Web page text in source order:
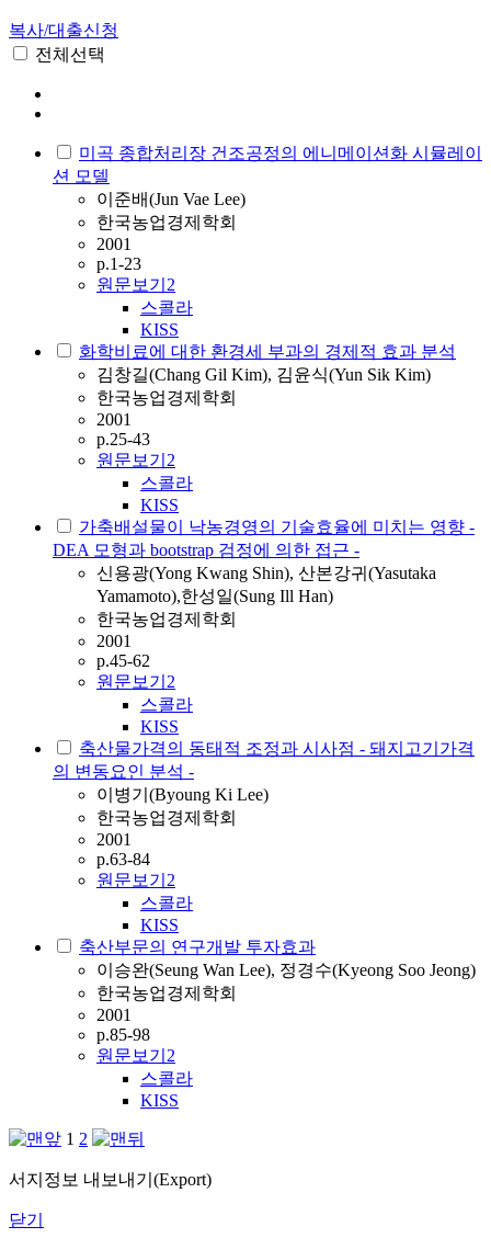
복사/대출신청
전체선택
미곡 종합처리장 건조공정의 에니메이션화 시뮬레이
션 모델
이준배(Jun Vae Lee)
한국농업경제학회
2001
p.1-23
원문보기 2
스콜라
KISS
화학비료에 대한 환경세 부과의 경제적 효과 분석
김창길(Chang Gil Kim), 김윤식(Yun Sik Kim)
한국농업경제학회
2001
p.25-43
원문보기 2
스콜라
KISS
가축배설물이 낙농경영의 기술효율에 미치는 영향 -
DEA 모형과 bootstrap 검정에 의한 접근 -
신용광(Yong Kwang Shin), 산본강귀(Yasutaka
Yamamoto),한성일(Sung Ill Han)
한국농업경제학회
2001
p.45-62
원문보기 2
스콜라
KISS
축산물가격의 동태적 조정과 시사점 - 돼지고기가격
의 변동요인 분석 -
이병기(Byoung Ki Lee)
한국농업경제학회
2001
p.63-84
원문보기 2
스콜라
KISS
축산부문의 연구개발 투자효과
이승완(Seung Wan Lee), 정경수(Kyeong Soo Jeong)
한국농업경제학회
2001
p.85-98
원문보기 2
스콜라
KISS
1 2
서지정보 내보내기(Export)
닫기